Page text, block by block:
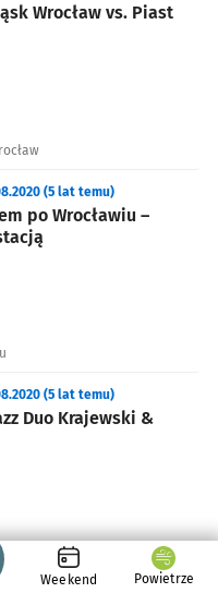
Wrocław vs. Piast
po Wrocławiu –
(5 lat temu)
Duo Krajewski &
(5 lat temu)
główna - wroclaw.pl
Weekend Powietrze